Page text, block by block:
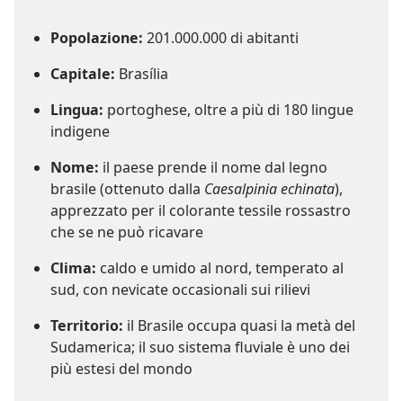
Popolazione: 201.000.000 di abitanti
Capitale: Brasília
Lingua: portoghese, oltre a più di 180 lingue
indigene
Nome: il paese prende il nome dal legno
brasile (ottenuto dalla Caesalpinia echinata),
apprezzato per il colorante tessile rossastro
che se ne può ricavare
Clima: caldo e umido al nord, temperato al
sud, con nevicate occasionali sui rilievi
Territorio: il Brasile occupa quasi la metà del
Sudamerica; il suo sistema fluviale è uno dei
più estesi del mondo